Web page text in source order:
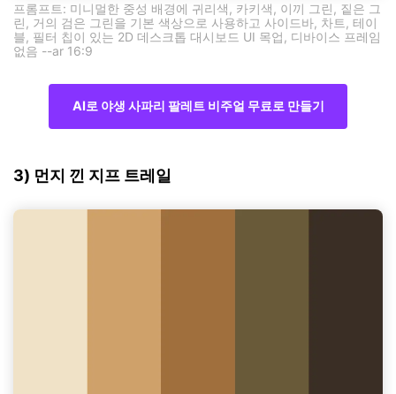
프롬프트: 미니멀한 중성 배경에 귀리색, 카키색, 이끼 그린, 짙은 그
린, 거의 검은 그린을 기본 색상으로 사용하고 사이드바, 차트, 테이
블, 필터 칩이 있는 2D 데스크톱 대시보드 UI 목업, 디바이스 프레임
없음 --ar 16:9
AI로 야생 사파리 팔레트 비주얼 무료로 만들기
3) 먼지 낀 지프 트레일